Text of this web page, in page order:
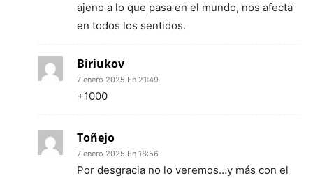
ajeno a lo que pasa en el mundo, nos afecta
en todos los sentidos.
Biriukov
7 enero 2025 En 21:49
+1000
Toñejo
7 enero 2025 En 18:56
Por desgracia no lo veremos…y más con el